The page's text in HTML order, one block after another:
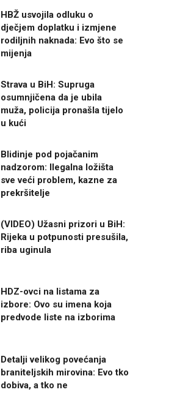
HBŽ usvojila odluku o
dječjem doplatku i izmjene
rodiljnih naknada: Evo što se
mijenja
Strava u BiH: Supruga
osumnjičena da je ubila
muža, policija pronašla tijelo
u kući
Blidinje pod pojačanim
nadzorom: Ilegalna ložišta
sve veći problem, kazne za
prekršitelje
(VIDEO) Užasni prizori u BiH:
Rijeka u potpunosti presušila,
riba uginula
HDZ-ovci na listama za
izbore: Ovo su imena koja
predvode liste na izborima
Detalji velikog povećanja
braniteljskih mirovina: Evo tko
dobiva, a tko ne